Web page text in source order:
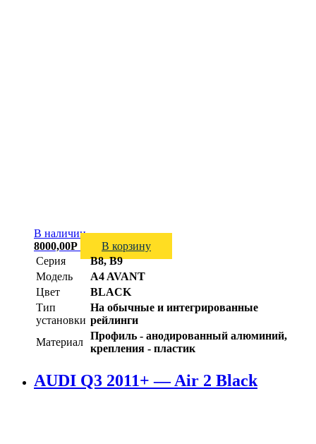
В наличии
8000,00Р
В корзину
Серия
B8, B9
Модель
A4 AVANT
Цвет
BLACK
Тип
установки
На обычные и интегрированные
рейлинги
Материал
Профиль - анодированный алюминий,
крепления - пластик
AUDI Q3 2011+ — Air 2 Black